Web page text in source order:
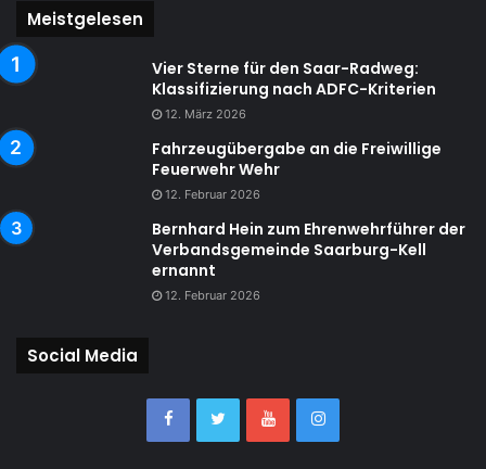
Meistgelesen
Vier Sterne für den Saar-Radweg:
Klassifizierung nach ADFC-Kriterien
12. März 2026
Fahrzeugübergabe an die Freiwillige
Feuerwehr Wehr
12. Februar 2026
Bernhard Hein zum Ehrenwehrführer der
Verbandsgemeinde Saarburg-Kell
ernannt
12. Februar 2026
Social Media